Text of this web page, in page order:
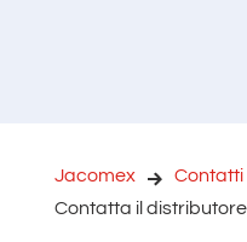
Jacomex
Contatti
Contatta il